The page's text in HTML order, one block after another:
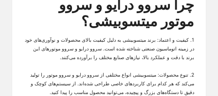
چرا سروو درایو و سروو
موتور میتسوبیشی؟
1. کیفیت و اعتماد: برند میتسوبیشی به دلیل کیفیت بالای محصولات و نوآوری‌های خود
در زمینه اتوماسیون صنعتی شناخته شده است. سروو درایو و سروو موتورهای این
برند با دقت و عملکرد بالا، نیازهای صنایع مختلف را برآورده می‌کنند.
2. تنوع محصولات: میتسوبیشی انواع مختلفی از سروو درایو و سروو موتور را تولید
می‌کند که هر کدام برای کاربردهای خاصی طراحی شده‌اند. از سیستم‌های کوچک و
دقیق تا دستگاه‌های بزرگ و پیچیده، می‌توانید محصول مناسب را پیدا کنید.